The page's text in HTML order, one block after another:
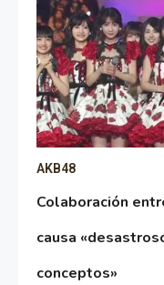
AKB48
Colaboración
causa
conceptos»